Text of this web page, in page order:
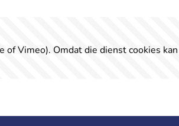
Vimeo). Omdat die dienst cookies